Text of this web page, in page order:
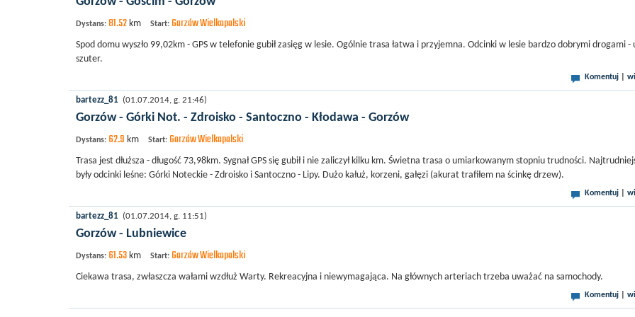
Dystans: 81.52 km Start: Gorzów Wielkopolski
Spod domu wyszło 99,02km - GPS w telefonie gubił zasięg w lesie. Ogólnie trasa łatwa i przyjemna. Odcinki w lesie bardzo dobrymi drogami -
szuter.
Komentuj
bartezz_81 (01.07.2014, g. 21:46)
Gorzów - Górki Not. - Zdroisko - Santoczno - Kłodawa - Gorzów
Dystans: 62.9 km Start: Gorzów Wielkopolski
Trasa jest dłuższa - długość 73,98km. Sygnał GPS się gubił i nie zaliczył kilku km. Świetna trasa o umiarkowanym stopniu trudności.
były odcinki leśne: Górki Noteckie - Zdroisko i Santoczno - Lipy. Dużo kałuż, korzeni, gałęzi (akurat trafiłem na ścinkę drzew).
Komentuj
bartezz_81 (01.07.2014, g. 11:51)
Gorzów - Lubniewice
Dystans: 61.53 km Start: Gorzów Wielkopolski
Ciekawa trasa, zwłaszcza wałami wzdłuż Warty. Rekreacyjna i niewymagająca. Na głównych arteriach trzeba uważać na samochody.
Komentuj